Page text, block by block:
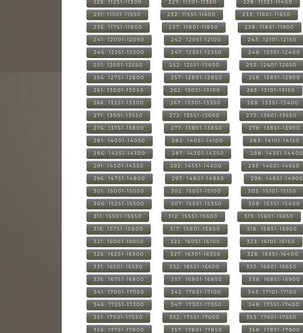
226: 11251-11300 227: 11301-11350 228: 11351-11400
231: 11501-11550 232: 11551-11600 233: 11601-11650
236: 11751-11800 237: 11801-11850 238: 11851-11900
241: 12001-12050 242: 12051-12100 243: 12101-12150
246: 12251-12300 247: 12301-12350 248: 12351-12400
251: 12501-12550 252: 12551-12600 253: 12601-12650
256: 12751-12800 257: 12801-12850 258: 12851-12900
261: 13001-13050 262: 13051-13100 263: 13101-13150
266: 13251-13300 267: 13301-13350 268: 13351-13400
271: 13501-13550 272: 13551-13600 273: 13601-13650
276: 13751-13800 277: 13801-13850 278: 13851-13900
281: 14001-14050 282: 14051-14100 283: 14101-14150
286: 14251-14300 287: 14301-14350 288: 14351-14400
291: 14501-14550 292: 14551-14600 293: 14601-14650
296: 14751-14800 297: 14801-14850 298: 14851-14900
301: 15001-15050 302: 15051-15100 303: 15101-15150
306: 15251-15300 307: 15301-15350 308: 15351-15400
311: 15501-15550 312: 15551-15600 313: 15601-15650
316: 15751-15800 317: 15801-15850 318: 15851-15900
321: 16001-16050 322: 16051-16100 323: 16101-16150
326: 16251-16300 327: 16301-16350 328: 16351-16400
331: 16501-16550 332: 16551-16600 333: 16601-16650
336: 16751-16800 337: 16801-16850 338: 16851-16900
341: 17001-17050 342: 17051-17100 343: 17101-17150
346: 17251-17300 347: 17301-17350 348: 17351-17400
351: 17501-17550 352: 17551-17600 353: 17601-17650
356: 17751-17800 357: 17801-17850 358: 17851-17900